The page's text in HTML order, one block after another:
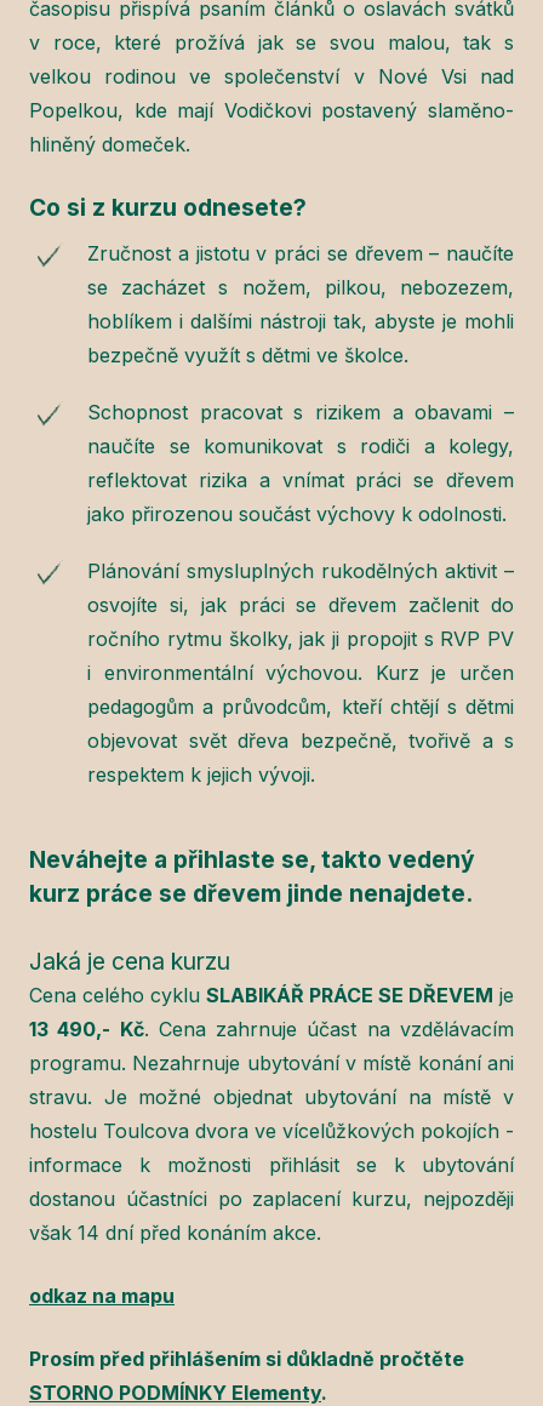
časopisu přispívá psaním článků o oslavách svátků
v roce, které prožívá jak se svou malou, tak s
velkou rodinou ve společenství v Nové Vsi nad
Popelkou, kde mají Vodičkovi postavený slaměno-
hliněný domeček.
Co si z kurzu odnesete?
Zručnost a jistotu v práci se dřevem – naučíte
se zacházet s nožem, pilkou, nebozezem,
hoblíkem i dalšími nástroji tak, abyste je mohli
bezpečně využít s dětmi ve školce.
Schopnost pracovat s rizikem a obavami –
naučíte se komunikovat s rodiči a kolegy,
reflektovat rizika a vnímat práci se dřevem
jako přirozenou součást výchovy k odolnosti.
Plánování smysluplných rukodělných aktivit –
osvojíte si, jak práci se dřevem začlenit do
ročního rytmu školky, jak ji propojit s RVP PV
i environmentální výchovou. Kurz je určen
pedagogům a průvodcům, kteří chtějí s dětmi
objevovat svět dřeva bezpečně, tvořivě a s
respektem k jejich vývoji.
Neváhejte a přihlaste se, takto vedený
kurz práce se dřevem jinde nenajdete.
Jaká je cena kurzu
Cena celého cyklu SLABIKÁŘ PRÁCE SE DŘEVEM je
13 490,- Kč. Cena zahrnuje účast na vzdělávacím
programu. Nezahrnuje ubytování v místě konání ani
stravu. Je možné objednat ubytování na místě v
hostelu Toulcova dvora ve vícelůžkových pokojích -
informace k možnosti přihlásit se k ubytování
dostanou účastníci po zaplacení kurzu, nejpozději
však 14 dní před konáním akce.
odkaz na mapu
Prosím před přihlášením si důkladně pročtěte
STORNO PODMÍNKY Elementy.